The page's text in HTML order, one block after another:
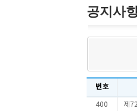
공지사
번호
400 제